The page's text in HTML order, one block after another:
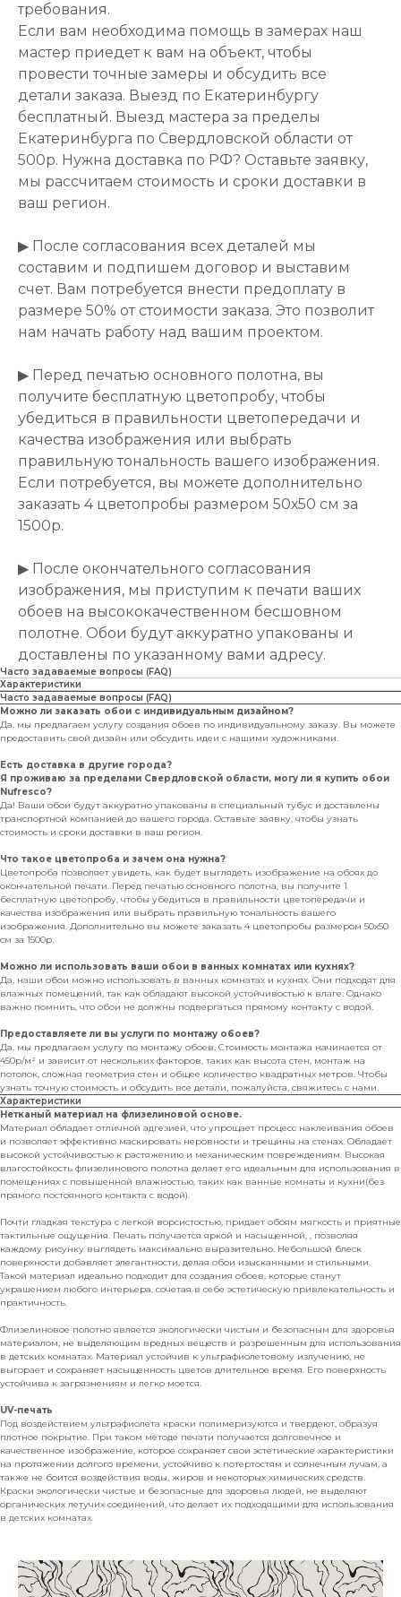
требования.
Если вам необходима помощь в замерах наш
мастер приедет к вам на объект, чтобы
провести точные замеры и обсудить все
детали заказа. Выезд по Екатеринбургу
бесплатный. Выезд мастера за пределы
Екатеринбурга по Свердловской области от
500р. Нужна доставка по РФ? Оставьте заявку,
мы рассчитаем стоимость и сроки доставки в
ваш регион.
▶ После согласования всех деталей мы
составим и подпишем договор и выставим
счет. Вам потребуется внести предоплату в
размере 50% от стоимости заказа. Это позволит
нам начать работу над вашим проектом.
▶ Перед печатью основного полотна, вы
получите бесплатную цветопробу, чтобы
убедиться в правильности цветопередачи и
качества изображения или выбрать
правильную тональность вашего изображения.
Если потребуется, вы можете дополнительно
заказать 4 цветопробы размером 50х50 см за
1500р.
▶ После окончательного согласования
изображения, мы приступим к печати ваших
обоев на высококачественном бесшовном
полотне. Обои будут аккуратно упакованы и
доставлены по указанному вами адресу.
Часто задаваемые вопросы (FAQ)
Характеристики
Часто задаваемые вопросы (FAQ)
Можно ли заказать обои с индивидуальным дизайном?
Да, мы предлагаем услугу создания обоев по индивидуальному заказу. Вы можете
предоставить свой дизайн или обсудить идеи с нашими художниками.
Есть доставка в другие города?
Я проживаю за пределами Свердловской области, могу ли я купить обои
Nufresco?
Да! Ваши обои будут аккуратно упакованы в специальный тубус и доставлены
транспортной компанией до вашего города. Оставьте заявку, чтобы узнать
стоимость и сроки доставки в ваш регион.
Что такое цветопроба и зачем она нужна?
Цветопроба позволяет увидеть, как будет выглядеть изображение на обоях до
окончательной печати. Перед печатью основного полотна, вы получите 1
бесплатную цветопробу, чтобы убедиться в правильности цветопередачи и
качества изображения или выбрать правильную тональность вашего
изображения. Дополнительно вы можете заказать 4 цветопробы размером 50х50
см за 1500р.
Можно ли использовать ваши обои в ванных комнатах или кухнях?
Да, наши обои можно использовать в ванных комнатах и кухнях. Они подходят для
влажных помещений, так как обладают высокой устойчивостью к влаге. Однако
важно помнить, что обои не должны подвергаться прямому контакту с водой.
Предоставляете ли вы услуги по монтажу обоев?
Да, мы предлагаем услугу по монтажу обоев. Стоимость монтажа начинается от
450р/м² и зависит от нескольких факторов, таких как высота стен, монтаж на
потолок, сложная геометрия стен и общее количество квадратных метров. Чтобы
узнать точную стоимость и обсудить все детали, пожалуйста, свяжитесь с нами.
Характеристики
Нетканый материал на флизелиновой основе.
Материал обладает отличной адгезией, что упрощает процесс наклеивания обоев
и позволяет эффективно маскировать неровности и трещины на стенах. Обладает
высокой устойчивостью к растяжению и механическим повреждениям. Высокая
влагостойкость флизелинового полотна делает его идеальным для использования в
помещениях с повышенной влажностью, таких как ванные комнаты и кухни(без
прямого постоянного контакта с водой).
Почти гладкая текстура с легкой ворсистостью, придает обоям мягкость и приятные
тактильные ощущения. Печать получается яркой и насыщенной, , позволяя
каждому рисунку выглядеть максимально выразительно. Небольшой блеск
поверхности добавляет элегантности, делая обои изысканными и стильными.
Такой материал идеально подходит для создания обоев, которые станут
украшением любого интерьера, сочетая в себе эстетическую привлекательность и
практичность.
Флизелиновое полотно является экологически чистым и безопасным для здоровья
материалом, не выделяющим вредных веществ и разрешенным для использования
в детских комнатах. Материал устойчив к ультрафиолетовому излучению, не
выгорает и сохраняет насыщенность цветов длительное время. Его поверхность
устойчива к загрязнениям и легко моется.
UV-печать
Под воздействием ультрафиолета краски полимеризуются и твердеют, образуя
плотное покрытие. При таком методе печати получается долговечное и
качественное изображение, которое сохраняет свои эстетические характеристики
на протяжении долгого времени, устойчиво к потертостям и солнечным лучам, а
также не боится воздействия воды, жиров и некоторых химических средств.
Краски экологически чистые и безопасные для здоровья людей, не выделяют
органических летучих соединений, что делает их подходящими для использования
в детских комнатах.